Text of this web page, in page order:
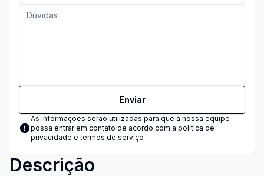
Enviar
As informações serão utilizadas para que a nossa equipe
possa entrar em contato de acordo com a política de
privacidade e termos de serviço
Descrição